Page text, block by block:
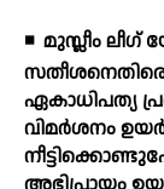
◾ മുസ്ലീം ലീഗ്
ഏകാധിപത്യ
വിമര്‍ശനം